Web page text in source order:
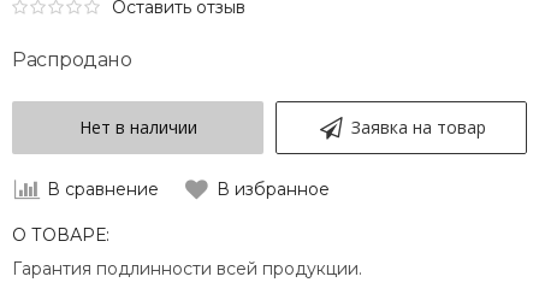
Оставить отзыв
Распродано
Нет в наличии Заявка на товар
В сравнение В избранное
О ТОВАРЕ:
Гарантия подлинности всей продукции.